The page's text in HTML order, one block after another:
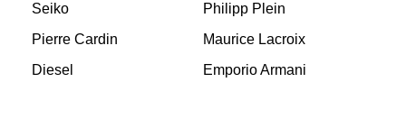
Seiko
Philipp Plein
Pierre Cardin
Maurice Lacroix
Diesel
Emporio Armani